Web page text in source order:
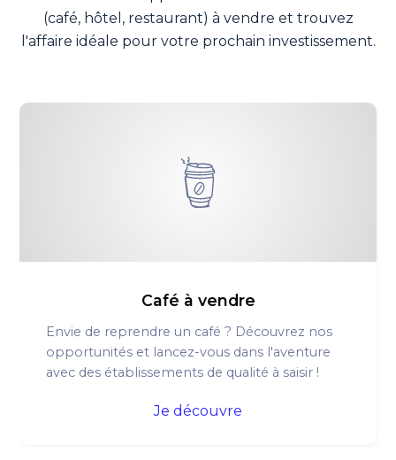
(café, hôtel, restaurant) à vendre et trouvez
l'affaire idéale pour votre prochain investissement.
Café à vendre
Envie de reprendre un café ? Découvrez nos
opportunités et lancez-vous dans l'aventure
avec des établissements de qualité à saisir !
Je découvre